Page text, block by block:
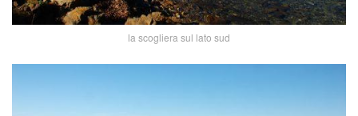
la scogliera sul lato sud